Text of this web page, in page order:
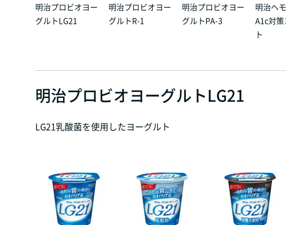
明治プロビオヨー
グルトLG21
明治プロビオヨー
グルトR-1
明治プロビオヨー
グルトPA-3
明治ヘ
A1c対
ト
明治プロビオヨーグルトLG21
LG21乳酸菌を使用したヨーグルト